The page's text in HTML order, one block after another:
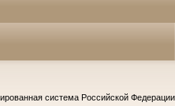
система Российской